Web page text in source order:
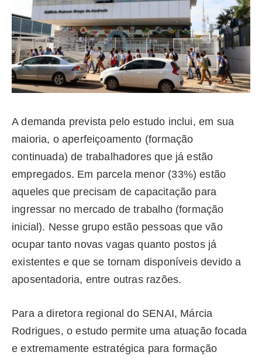
A demanda prevista pelo estudo inclui, em sua
maioria, o aperfeiçoamento (formação
continuada) de trabalhadores que já estão
empregados. Em parcela menor (33%) estão
aqueles que precisam de capacitação para
ingressar no mercado de trabalho (formação
inicial). Nesse grupo estão pessoas que vão
ocupar tanto novas vagas quanto postos já
existentes e que se tornam disponíveis devido a
aposentadoria, entre outras razões.
Para a diretora regional do SENAI, Márcia
Rodrigues, o estudo permite uma atuação focada
e extremamente estratégica para formação